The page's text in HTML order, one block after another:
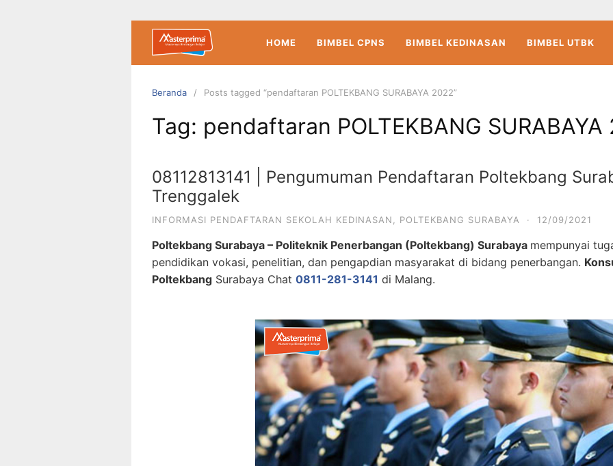
HOME BIMBEL CPNS BIMBEL KEDINASAN BIMBEL UTBK
Beranda Posts tagged “pendaftaran POLTEKBANG SURABAYA 2022”
Tag: pendaftaran POLTEKBANG SURABAYA
08112813141 | Pengumuman Pendaftaran Poltekbang
Trenggalek
INFORMASI PENDAFTARAN SEKOLAH KEDINASAN POLTEKBANG SURABAYA · 12/09/2021
Poltekbang Surabaya – Politeknik Penerbangan (Poltekbang) Surabaya mempunyai
pendidikan vokasi, penelitian, dan pengapdian masyarakat di bidang penerbangan.
Poltekbang Surabaya Chat 0811-281-3141 di Malang.